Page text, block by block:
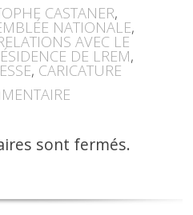
CASTANER,
NATIONALE,
AVEC LE
DE LREM,
, CARICATURE
sont fermés.